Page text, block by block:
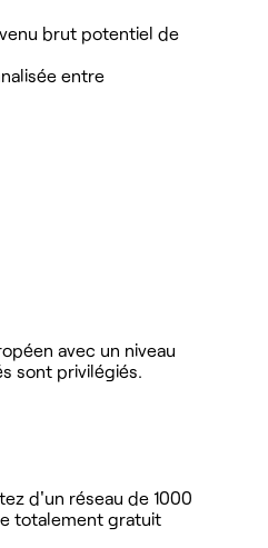
brut potentiel de
entre
avec un niveau
sont privilégiés.
d'un réseau de 1000
totalement gratuit